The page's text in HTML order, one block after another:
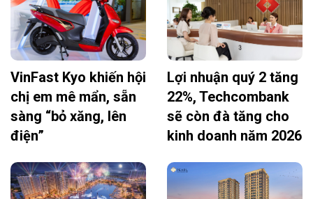
VinFast Kyo khiến hội
chị em mê mẩn, sẵn
sàng “bỏ xăng, lên
điện”
Lợi nhuận quý 2 tăng
22%, Techcombank
sẽ còn đà tăng cho
kinh doanh năm 2026